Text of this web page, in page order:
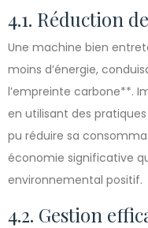
4.1. Réduction
Une machine bien
moins d’énergie,
l’empreinte carbone**.
en utilisant des
pu réduire sa
économie significative
environnemental positif.
4.2. Gestion